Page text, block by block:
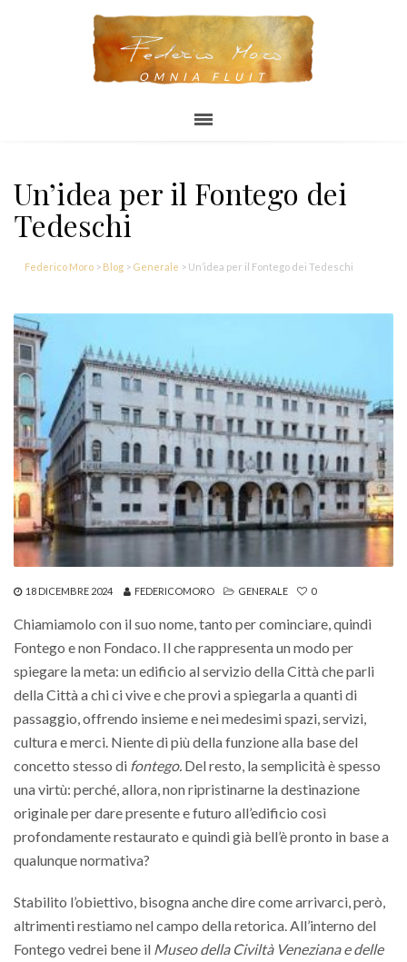
OMNIA FLUIT
Un’idea per il Fontego dei
Tedeschi
Federico Moro > Blog > Generale > Un’idea per il Fontego dei Tedeschi
18 DICEMBRE 2024 FEDERICOMORO GENERALE 0
Chiamiamolo con il suo nome, tanto per cominciare, quindi
Fontego e non Fondaco. Il che rappresenta un modo per
spiegare la meta: un edificio al servizio della Città che parli
della Città a chi ci vive e che provi a spiegarla a quanti di
passaggio, offrendo insieme e nei medesimi spazi, servizi,
cultura e merci. Niente di più della funzione alla base del
concetto stesso di fontego. Del resto, la semplicità è spesso
una virtù: perché, allora, non ripristinarne la destinazione
originale per dare presente e futuro all’edificio così
profondamente restaurato e quindi già bell’è pronto in base a
qualunque normativa?
Stabilito l’obiettivo, bisogna anche dire come arrivarci, però,
altrimenti restiamo nel campo della retorica. All’interno del
Fontego vedrei bene il Museo della Civiltà Veneziana e delle